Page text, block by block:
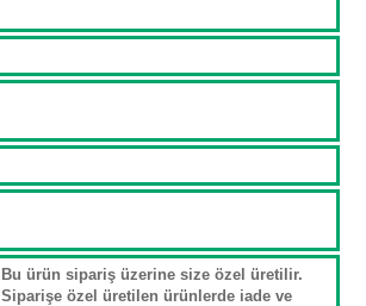
Bu ürün sipariş üzerine size özel üretilir.
Siparişe özel üretilen ürünlerde iade ve